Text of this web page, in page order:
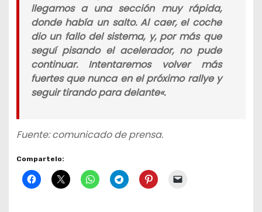
llegamos a una sección muy rápida,
donde había un salto. Al caer, el coche
dio un fallo del sistema, y, por más que
seguí pisando el acelerador, no pude
continuar. Intentaremos volver más
fuertes que nunca en el próximo rallye y
seguir tirando para delante«.
Fuente: comunicado de prensa.
Compartelo: